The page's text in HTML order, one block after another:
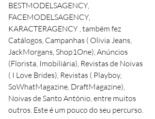
BESTMODELSAGENCY,
FACEMODELSAGENCY,
KARACTERAGENCY , também fez
Catálogos, Campanhas ( Olivia Jeans,
JackMorgans, Shop1One), Anúncios
(Florista, Imobiliária), Revistas de Noivas
( I Love Brides), Revistas ( Playboy,
SoWhatMagazine, DraftMagazine),
Noivas de Santo António, entre muitos
outros. Este é um pouco do seu percurso.